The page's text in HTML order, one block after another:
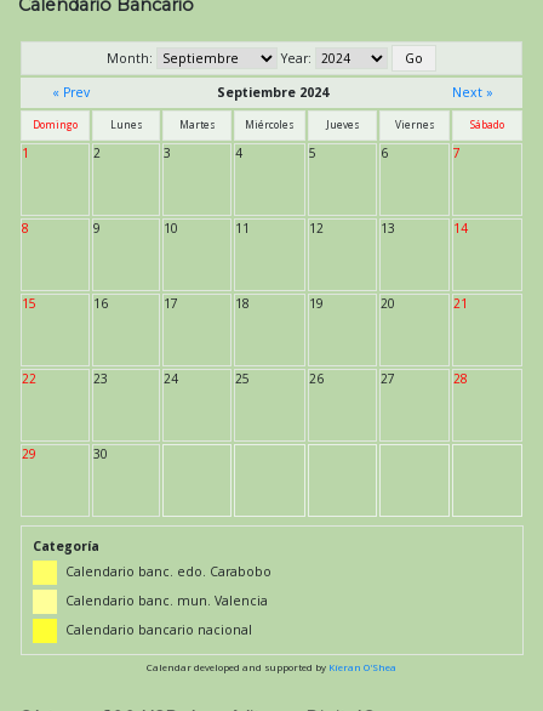
Month:
Year:
« Prev
Septiembre 2024 Next »
Domingo Lunes Martes Miércoles Jueves Viernes Sábado
1 2 3 4 5 6 7
8 9 10 11 12 13 14
15 16 17 18 19 20 21
22 23 24 25 26 27 28
29 30
Categoría
Calendario banc. edo. Carabobo
Calendario banc. mun. Valencia
Calendario bancario nacional
Calendar developed and supported by Kieran O'Shea